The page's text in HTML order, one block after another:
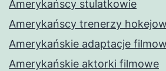
Amerykańscy stulatkowie
Amerykańscy trenerzy
Amerykańskie adaptacje
Amerykańskie aktorki filmowe